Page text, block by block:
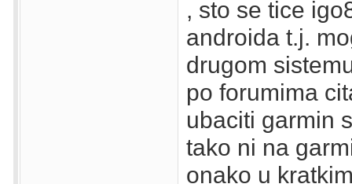
, sto se tice
androida t.j.
drugom
po forumima
ubaciti garmin
tako ni na
onako u